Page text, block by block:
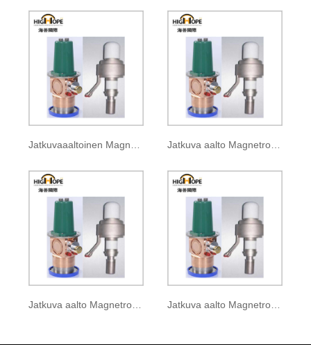
Jatkuva aalto Magnetron CK-147